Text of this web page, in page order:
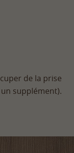
de la prise
supplément).